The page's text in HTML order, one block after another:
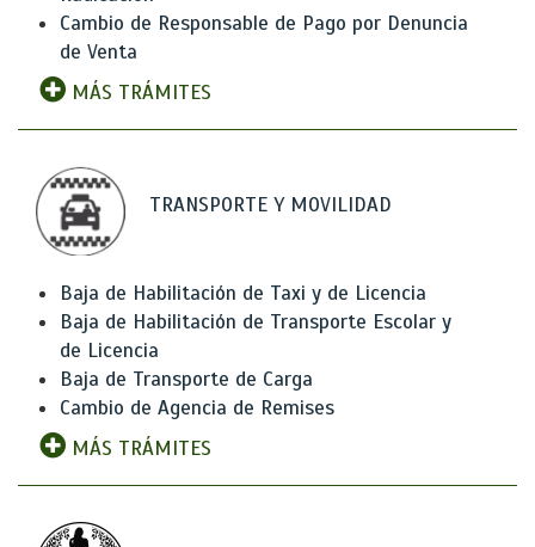
Cambio de Responsable de Pago por Denuncia
de Venta
MÁS TRÁMITES
TRANSPORTE Y MOVILIDAD
Baja de Habilitación de Taxi y de Licencia
Baja de Habilitación de Transporte Escolar y
de Licencia
Baja de Transporte de Carga
Cambio de Agencia de Remises
MÁS TRÁMITES